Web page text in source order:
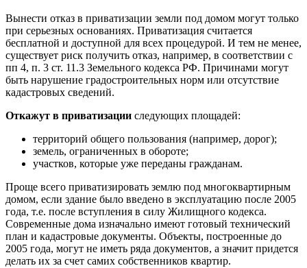
Вынести отказ в приватизации земли под домом могут только
при серьезных основаниях. Приватизация считается
бесплатной и доступной для всех процедурой. И тем не менее,
существует риск получить отказ, например, в соответствии с
пп 4, п. 3 ст. 11.3 Земельного кодекса РФ. Причинами могут
быть нарушение градостроительных норм или отсутствие
кадастровых сведений.
Откажут в приватизации следующих площадей:
территорий общего пользования (например, дорог);
земель, ограниченных в обороте;
участков, которые уже переданы гражданам.
Проще всего приватизировать землю под многоквартирным
домом, если здание было введено в эксплуатацию после 2005
года, т.е. после вступления в силу Жилищного кодекса.
Современные дома изначально имеют готовый технический
план и кадастровые документы. Объекты, построенные до
2005 года, могут не иметь ряда документов, а значит придется
делать их за счет самих собственников квартир.